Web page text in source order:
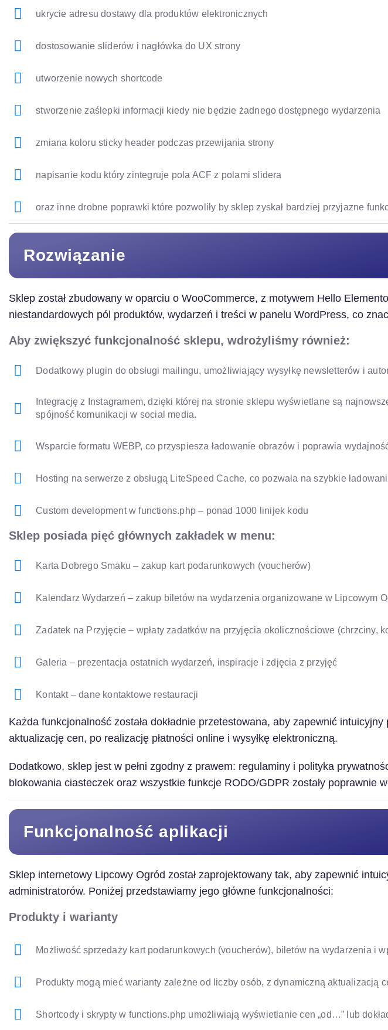
ukrycie adresu dostawy dla produktów elektronicznych
dostosowanie sliderów i nagłówka do UX strony
utworzenie nowych shortcode
stworzenie zaślepki informacji kiedy nie będzie żadnego dostępnego wydarzenia
zmiana koloru sticky header podczas przewijania strony
napisanie kodu który zintegruje pola ACF z polami slidera
oraz inne drobne poprawki które pozwoliły by sklep zyskał bardziej przyjazne
Rozwiązanie
Sklep został zbudowany w oparciu o WooCommerce, z motywem Hello
niestandardowych pól produktów, wydarzeń i treści w panelu WordPress, co
Aby zwiększyć funkcjonalność sklepu, wdrożyliśmy również:
Dodatkowy plugin do obsługi mailingu, umożliwiający wysyłkę newsletterów i
Integrację z Instagramem, dzięki której na stronie sklepu wyświetlane są
spójność komunikacji w social media.
Wsparcie formatu WEBP, co przyspiesza ładowanie obrazów i poprawia
Hosting na serwerze z obsługą LiteSpeed Cache, co pozwala na szybkie
Custom development w functions.php – ponad 1000 linijek kodu
Sklep posiada pięć głównych zakładek w menu:
Karta Dobrego Smaku – zakup kart podarunkowych (voucherów)
Kalendarz Wydarzeń – zakup biletów na wydarzenia organizowane w Lipcowym
Zadatek na Przyjęcie – wpłaty zadatków na przyjęcia okolicznościowe (chrzciny,
Galeria – prezentacja ostatnich wydarzeń, inspiracje i zdjęcia z przyjęć
Kontakt – dane kontaktowe restauracji
Każda funkcjonalność została dokładnie przetestowana, aby zapewnić
aktualizację cen, po realizację płatności online i wysyłkę elektroniczną.
Dodatkowo, sklep jest w pełni zgodny z prawem: regulaminy i polityka
blokowania ciasteczek oraz wszystkie funkcje RODO/GDPR zostały poprawnie
Funkcjonalność aplikacji
Sklep internetowy Lipcowy Ogród został zaprojektowany tak, aby zapewnić
administratorów. Poniżej przedstawiamy jego główne funkcjonalności:
Produkty i warianty
Możliwość sprzedaży kart podarunkowych (voucherów), biletów na wydarzenia i
Produkty mogą mieć warianty zależne od liczby osób, z dynamiczną aktualizacją
Shortcody i skrypty w functions.php umożliwiają wyświetlanie cen „od…” lub